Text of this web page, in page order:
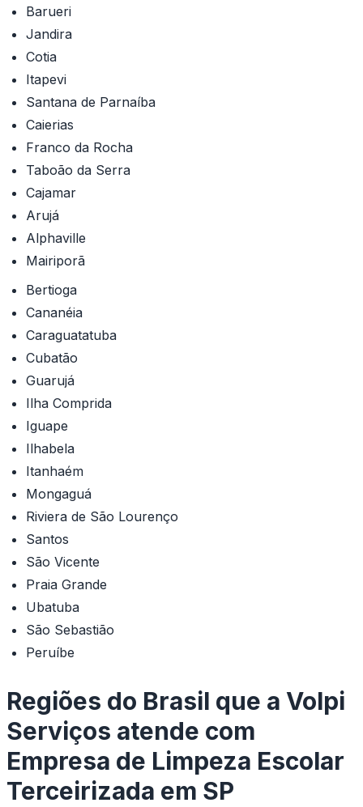
Barueri
Jandira
Cotia
Itapevi
Santana de Parnaíba
Caierias
Franco da Rocha
Taboão da Serra
Cajamar
Arujá
Alphaville
Mairiporã
Bertioga
Cananéia
Caraguatatuba
Cubatão
Guarujá
Ilha Comprida
Iguape
Ilhabela
Itanhaém
Mongaguá
Riviera de São Lourenço
Santos
São Vicente
Praia Grande
Ubatuba
São Sebastião
Peruíbe
Regiões do Brasil que a Volpi
Serviços atende com
Empresa de Limpeza Escolar
Terceirizada em SP